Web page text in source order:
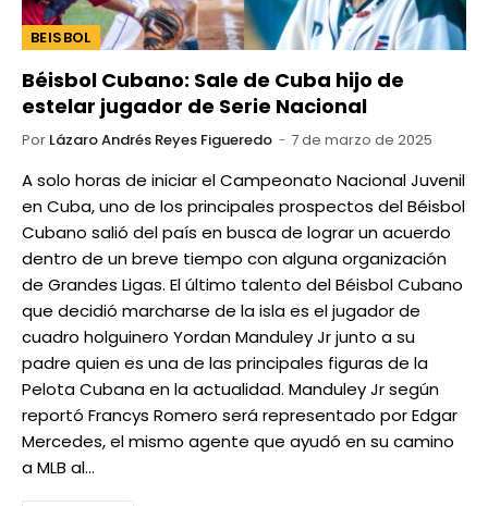
BEISBOL
Béisbol Cubano: Sale de Cuba hijo de
estelar jugador de Serie Nacional
Por Lázaro Andrés Reyes Figueredo 7 de marzo de 2025
A solo horas de iniciar el Campeonato Nacional Juvenil
en Cuba, uno de los principales prospectos del Béisbol
Cubano salió del país en busca de lograr un acuerdo
dentro de un breve tiempo con alguna organización
de Grandes Ligas. El último talento del Béisbol Cubano
que decidió marcharse de la isla es el jugador de
cuadro holguinero Yordan Manduley Jr junto a su
padre quien es una de las principales figuras de la
Pelota Cubana en la actualidad. Manduley Jr según
reportó Francys Romero será representado por Edgar
Mercedes, el mismo agente que ayudó en su camino
a MLB al…